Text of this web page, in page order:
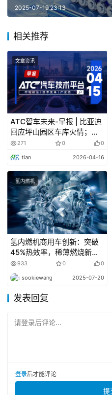
5月7日，吉利汽车于港
交非约束性报价函，建议私有
行在外的极氪股份及美国存
外），建议购买价为每股极氪
股票25.66美元。截至公告发
已发行及发行在外股本总额
并完成，极氪将成为本公司
2025-07-19 23:13
相关推荐
文章资讯
ATC智车未来-早报 | 比亚迪
回应坪山园区车库火情；上
汽通用五菱与宁德时代达战
略合作
271 0 0
tian 2026-04-16
氢内燃机
氢内燃机商用车创新：突破
45%热效率，稀薄燃烧新进
展933 0 0
sookiewang 2025-07-20
发表回复
请登录后评论...
登录后才能评论
提